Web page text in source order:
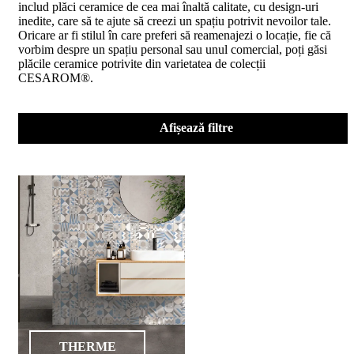
D02
BIII
2023
Declaratia
de
performanta
BIII
Certificatul
150
2026
Certificat
2015
din
2026
Certificatul
includ plăci ceramice de cea mai înaltă calitate, cu design-uri
inedite, care să te ajute să creezi un spațiu potrivit nevoilor tale.
Oricare ar fi stilul în care preferi să reamenajezi o locație, fie că
vorbim despre un spațiu personal sau unul comercial, poți găsi
plăcile ceramice potrivite din varietatea de colecții
CESAROM®.
Afișează filtre
THERME